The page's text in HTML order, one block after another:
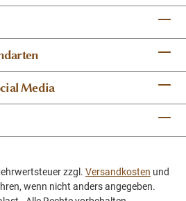
Media
zzgl. Versandkosten und
wenn nicht anders angegeben.